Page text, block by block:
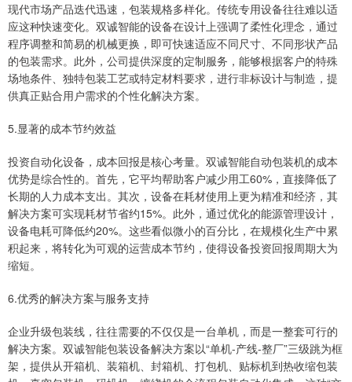
现代市场产品迭代迅速，包装规格多样化。传统专用设备往往难以适
应这种快速变化。双诚智能的设备在设计上强调了柔性化理念，通过
程序调整和简易的机械更换，即可快速适应不同尺寸、不同形状产品
的包装需求。此外，公司提供深度的定制服务，能够根据客户的特殊
场地条件、独特包装工艺或特定材料要求，进行非标设计与制造，提
供真正贴合用户需求的个性化解决方案。
5.显著的成本节约效益
投资自动化设备，成本回报是核心考量。双诚智能自动包装机的成本
优势是综合性的。首先，它平均帮助客户减少用工60%，直接降低了
长期的人力成本支出。其次，设备在耗材使用上更为精准和经济，其
解决方案可实现耗材节省约15%。此外，通过优化的能源管理设计，
设备电耗可降低约20%。这些看似微小的百分比，在规模化生产中累
积起来，将转化为可观的运营成本节约，使得设备投资回报周期大为
缩短。
6.优秀的解决方案与服务支持
企业升级包装线，往往需要的不仅仅是一台单机，而是一整套可行的
解决方案。双诚智能包装设备解决方案以“单机-产线-整厂”三级跳为框
架，提供从开箱机、装箱机、封箱机、打包机、贴标机到热收缩包装